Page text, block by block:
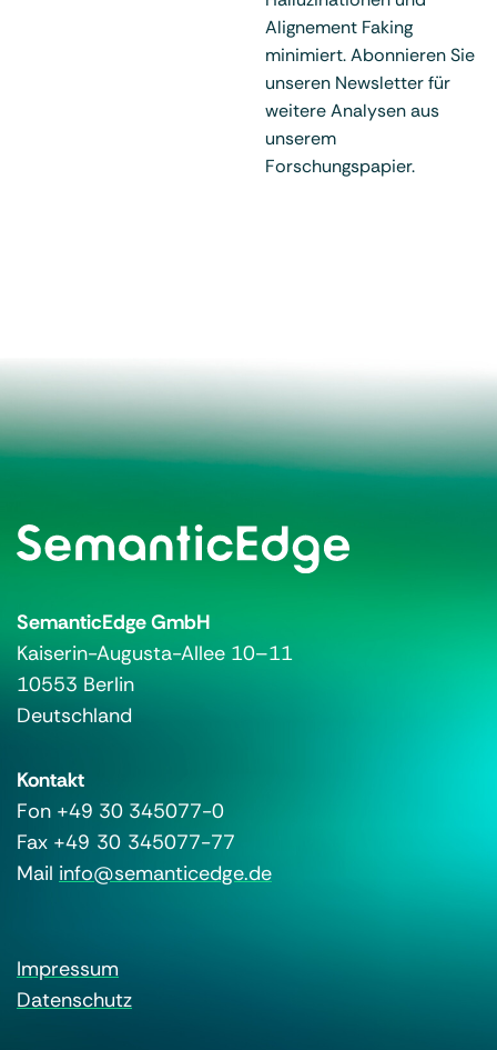
Alignement Faking
minimiert. Abonnieren Sie
unseren Newsletter für
weitere Analysen aus
unserem
Forschungspapier.
SemanticEdge GmbH
Kaiserin-Augusta-Allee 10–11
10553 Berlin
Deutschland
Kontakt
Fon +49 30 345077-0
Fax +49 30 345077-77
Mail info@semanticedge.de
Impressum
Datenschutz